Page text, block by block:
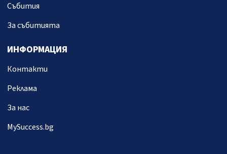
Събития
За събитията
ИНФОРМАЦИЯ
Контакти
Реклама
За нас
MySuccess.bg